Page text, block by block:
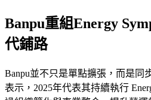
Banpu重組Energy
代鋪路
Banpu並不只是單點擴張，而是同
表示，2025年代表其持續執行